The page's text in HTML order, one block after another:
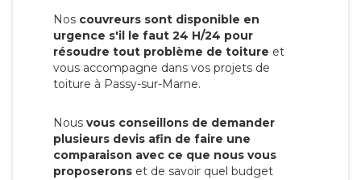
Nos couvreurs sont disponible en
urgence s'il le faut 24 H/24 pour
résoudre tout problème de toiture et
vous accompagne dans vos projets de
toiture à Passy-sur-Marne.
Nous vous conseillons de demander
plusieurs devis afin de faire une
comparaison avec ce que nous vous
proposerons et de savoir quel budget